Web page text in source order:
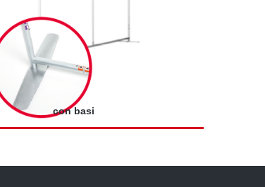
con basi